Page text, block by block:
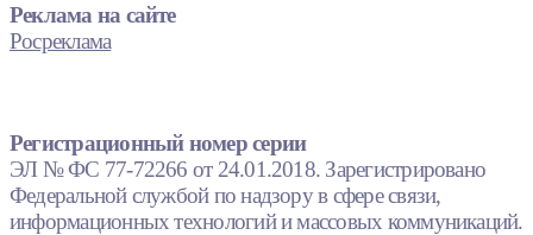
Реклама на сайте
Росреклама
Регистрационный номер серии
ЭЛ № ФС 77-72266 от 24.01.2018. Зарегистрировано
Федеральной службой по надзору в сфере связи,
информационных технологий и массовых коммуникаций.